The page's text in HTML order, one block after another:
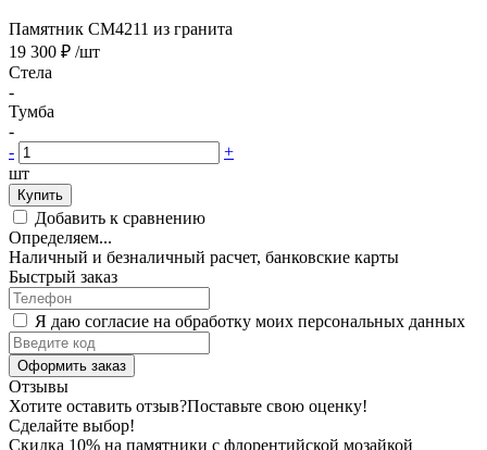
Памятник CM4211 из гранита
19 300 ₽ /шт
Стела
-
Тумба
-
-
+
шт
Купить
Добавить к сравнению
Определяем...
Наличный и безналичный расчет, банковские карты
Быстрый заказ
Я даю согласие на обработку моих персональных данных
Оформить заказ
Отзывы
Хотите оставить отзыв?Поставьте свою оценку!
Сделайте выбор!
Скидка 10% на памятники с флорентийской мозайкой